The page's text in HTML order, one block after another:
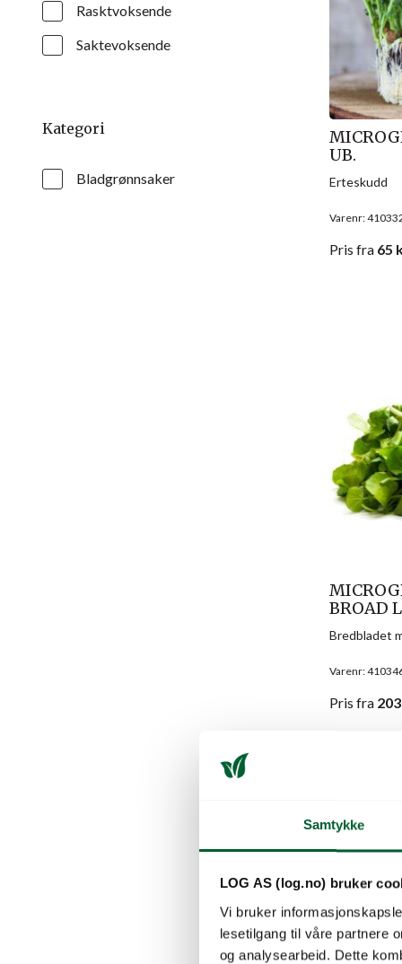
Samtykke
LOG AS (log.no) bruker
Vi bruker
lesetilgang til våre partnere
og analysearbeid. Dette
Rasktvoksende
Saktevoksende
Kategori
Bladgrønnsaker
UB.
Varenr:
Erteskudd
Pris fra 65
BROAD
Varenr:
Bredbladet
Pris fra 203